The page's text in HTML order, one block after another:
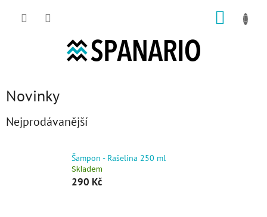
Novinky
Nejprodávanější
Šampon - Rašelina 250 ml
Skladem
290 Kč